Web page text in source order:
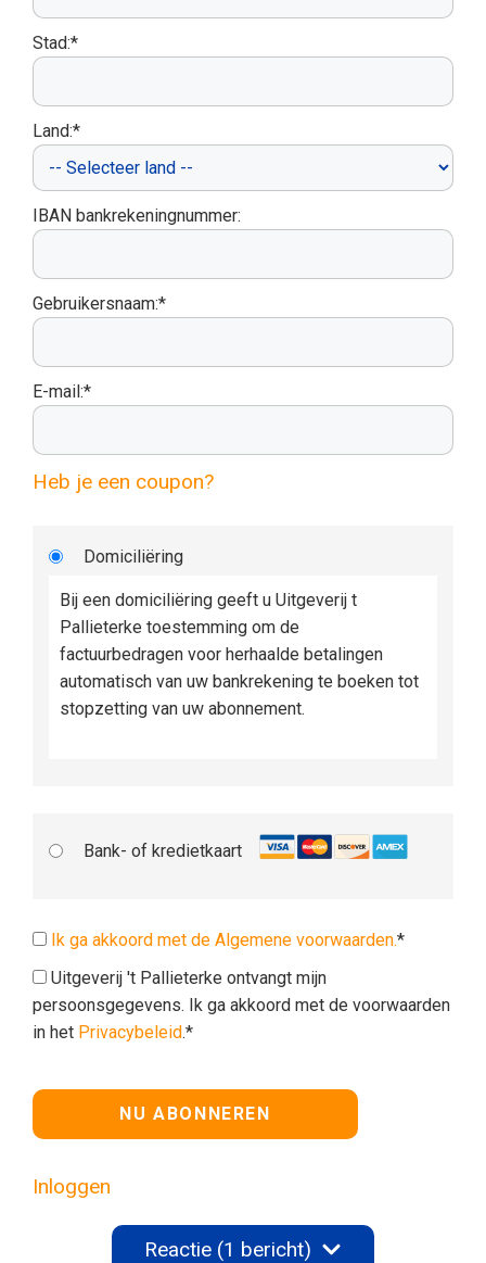
Stad:*
Land:*
IBAN bankrekeningnummer:
Gebruikersnaam:*
E-mail:*
Heb je een coupon?
Domiciliëring
Bij een domiciliëring geeft u Uitgeverij t
Pallieterke toestemming om de
factuurbedragen voor herhaalde betalingen
automatisch van uw bankrekening te boeken tot
stopzetting van uw abonnement.
Bank- of kredietkaart
Ik ga akkoord met de Algemene voorwaarden.*
Uitgeverij 't Pallieterke ontvangt mijn
persoonsgegevens. Ik ga akkoord met de voorwaarden
in het Privacybeleid.*
Geen waarde
Inloggen
Reactie (1 bericht)